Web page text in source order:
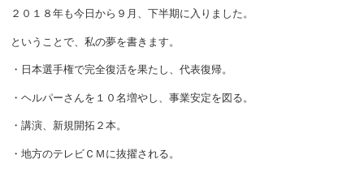
２０１８年も今日から９月、下半期に入りました。
ということで、私の夢を書きます。
・日本選手権で完全復活を果たし、代表復帰。
・ヘルパーさんを１０名増やし、事業安定を図る。
・講演、新規開拓２本。
・地方のテレビＣＭに抜擢される。